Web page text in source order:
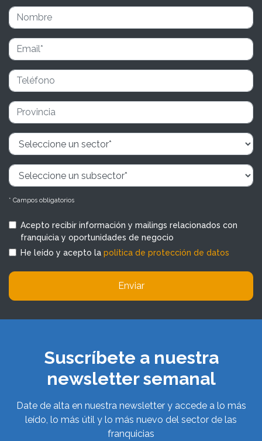
* Campos obligatorios
Acepto recibir información y mailings relacionados con
franquicia y oportunidades de negocio
He leído y acepto la política de protección de datos
Enviar
Suscríbete a nuestra
newsletter semanal
Date de alta en nuestra newsletter y accede a lo más
leído, lo más útil y lo más nuevo del sector de las
franquicias